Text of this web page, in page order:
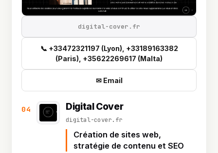
04 Digital Cover
digital-cover.fr
Création de sites web,
stratégie de contenu et SEO
digital-cover.fr
📞 +33472321197 (Lyon), +33189163382
(Paris), +35622269617 (Malta)
✉ Email